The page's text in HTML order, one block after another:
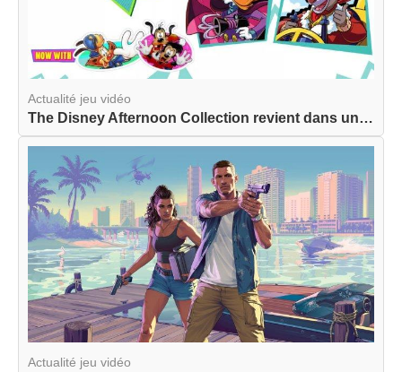
Actualité jeu vidéo
The Disney Afternoon Collection revient dans une...
Actualité jeu vidéo